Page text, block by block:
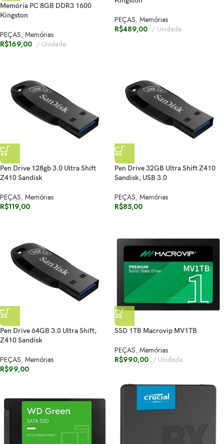
Memória PC 8GB DDR3 1600
Kingston
PEÇAS, Memórias
R$169,00 Unidade
PEÇAS, Memórias
R$489,00 Unidade
Pen Drive 128gb 3.0 Ultra Shift
Z410 Sandisk
PEÇAS, Memórias
R$119,00
Pen Drive 32GB Ultra Shift Z410
Sandisk, USB 3.0
PEÇAS, Memórias
R$85,00
Pen Drive 64GB 3.0 Ultra Shift,
Z410 Sandisk
PEÇAS, Memórias
R$99,00
SSD 1TB Macrovip MV1TB
PEÇAS, Memórias
R$990,00 Unidade